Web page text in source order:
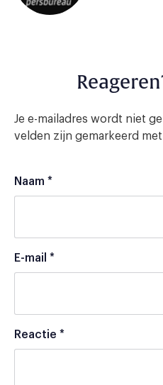
Je e-mailadres wordt niet
velden zijn gemarkeerd met
Naam *
E-mail *
Reactie *